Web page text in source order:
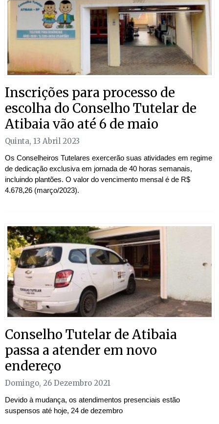
Inscrições para processo de
escolha do Conselho Tutelar de
Atibaia vão até 6 de maio
Quinta, 13 Abril 2023
Os Conselheiros Tutelares exercerão suas atividades em regime
de dedicação exclusiva em jornada de 40 horas semanais,
incluindo plantões. O valor do vencimento mensal é de R$
4.678,26 (março/2023).
Conselho Tutelar de Atibaia
passa a atender em novo
endereço
Domingo, 26 Dezembro 2021
Devido à mudança, os atendimentos presenciais estão
suspensos até hoje, 24 de dezembro